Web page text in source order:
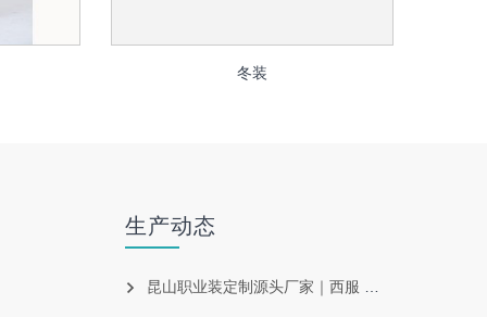
冬装
生产动态
昆山职业装定制源头厂家｜西服 POLO 衫 T 恤冲锋衣批量定做